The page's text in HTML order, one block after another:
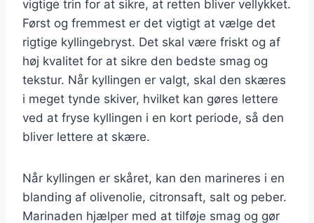
vigtige trin for at sikre, at retten bliver vellykket.
Først og fremmest er det vigtigt at vælge det
rigtige kyllingebryst. Det skal være friskt og af
høj kvalitet for at sikre den bedste smag og
tekstur. Når kyllingen er valgt, skal den skæres
i meget tynde skiver, hvilket kan gøres lettere
ved at fryse kyllingen i en kort periode, så den
bliver lettere at skære.
Når kyllingen er skåret, kan den marineres i en
blanding af olivenolie, citronsaft, salt og peber.
Marinaden hjælper med at tilføje smag og gør